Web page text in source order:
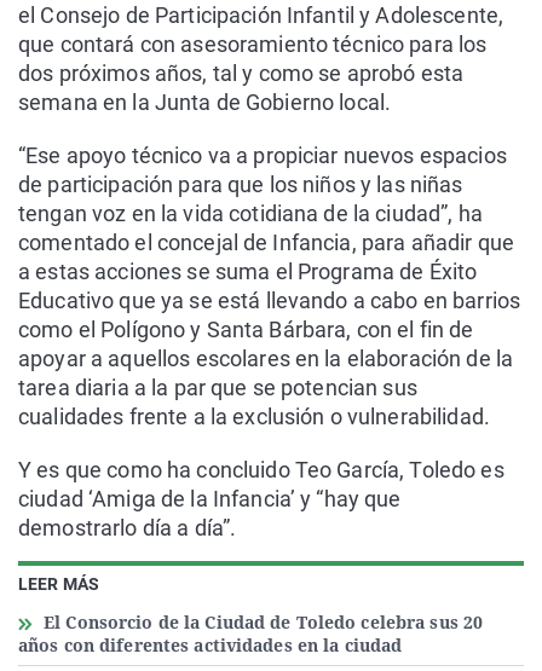
LEER MÁS
El Consorcio de la Ciudad de Toledo celebra sus 20
años con diferentes actividades en la ciudad
el Consejo de Participación Infantil y Adolescente,
que contará con asesoramiento técnico para los
dos próximos años, tal y como se aprobó esta
semana en la Junta de Gobierno local.
“Ese apoyo técnico va a propiciar nuevos espacios
de participación para que los niños y las niñas
tengan voz en la vida cotidiana de la ciudad”, ha
comentado el concejal de Infancia, para añadir que
a estas acciones se suma el Programa de Éxito
Educativo que ya se está llevando a cabo en barrios
como el Polígono y Santa Bárbara, con el fin de
apoyar a aquellos escolares en la elaboración de la
tarea diaria a la par que se potencian sus
cualidades frente a la exclusión o vulnerabilidad.
Y es que como ha concluido Teo García, Toledo es
ciudad ‘Amiga de la Infancia’ y “hay que
demostrarlo día a día”.